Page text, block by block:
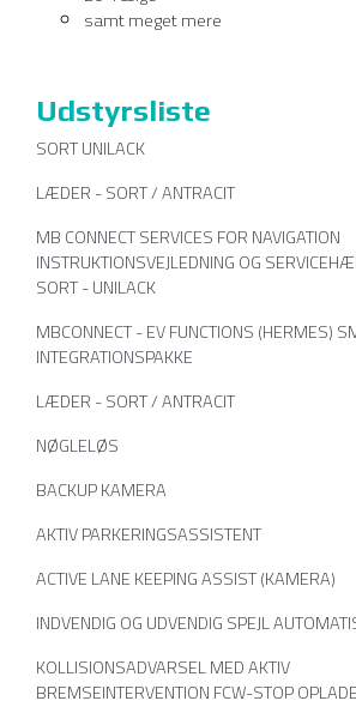
samt meget mere
Udstyrsliste
SORT UNILACK
LÆDER - SORT / ANTRACIT
MB CONNECT SERVICES FOR NAVIGATION
INSTRUKTIONSVEJLEDNING OG
SORT - UNILACK
MBCONNECT - EV FUNCTIONS (HERMES)
INTEGRATIONSPAKKE
LÆDER - SORT / ANTRACIT
NØGLELØS
BACKUP KAMERA
AKTIV PARKERINGSASSISTENT
ACTIVE LANE KEEPING ASSIST (KAMERA)
INDVENDIG OG UDVENDIG SPEJL
KOLLISIONSADVARSEL MED AKTIV
BREMSEINTERVENTION FCW-STOP